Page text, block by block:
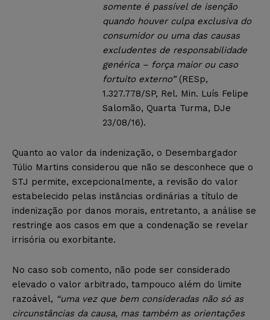
somente é passível de isenção
quando houver culpa exclusiva do
consumidor ou uma das causas
excludentes de responsabilidade
genérica – força maior ou caso
fortuito externo”(RESp,
1.327.778/SP, Rel. Min. Luís Felipe
Salomão, Quarta Turma, DJe
23/08/16).
Quanto ao valor da indenização, o Desembargador
Túlio Martins considerou que não se desconhece que o
STJ permite, excepcionalmente, a revisão do valor
estabelecido pelas instâncias ordinárias a título de
indenização por danos morais, entretanto, a análise se
restringe aos casos em que a condenação se revelar
irrisória ou exorbitante.
No caso sob comento, não pode ser considerado
elevado o valor arbitrado, tampouco além do limite
razoável, “uma vez que bem consideradas não só as
circunstâncias da causa, mas também as orientações